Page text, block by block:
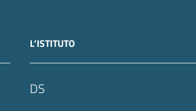
L’ISTITUTO
DS